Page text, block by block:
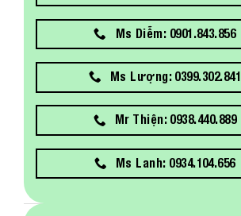
Ms Diễm: 0901.843.856
Ms Lượng: 0399.302.841
Mr Thiện: 0938.440.889
Ms Lanh: 0934.104.656